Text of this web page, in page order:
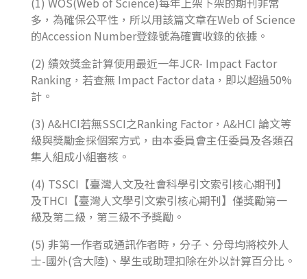
多，為確保公平性，所以用該篇文章在Web of Science
的Accession Number登錄號為確實收錄的依據。
(2) 績效獎金計算使用最近一年JCR- Impact Factor
Ranking，若查無 Impact Factor data，即以超過50%
計。
(3) A&HCI若無SSCI之Ranking Factor，A&HCI 論文等
級與獎勵金採個案方式，由本委員會主任委員及各類召
集人組成小組審核。
(4) TSSCI【臺灣人文及社會科學引文索引核心期刊】
及THCI【臺灣人文學引文索引核心期刊】僅獎勵第一
級及第二級，第三級不予獎勵。
(5) 非第一作者或通訊作者時，分子、分母均將校外人
士-國外(含大陸)、學生或助理扣除在外以計算百分比。